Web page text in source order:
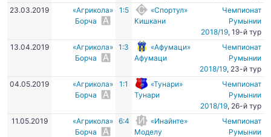
23.03.2019
«Агрикола»
Борча
1:5
«Спортул»
Кишкани
Чемпионат
Румынии
2018/19, 19-й тур
13.04.2019
«Агрикола»
Борча
1:3
«Афумаци»
Афумаци
Чемпионат
Румынии
2018/19, 23-й тур
04.05.2019
«Агрикола»
Борча
1:1
«Тунари»
Тунари
Чемпионат
Румынии
2018/19, 26-й тур
11.05.2019
«Агрикола»
Борча
6:4
«Инайнте»
Моделу
Чемпионат
Румынии